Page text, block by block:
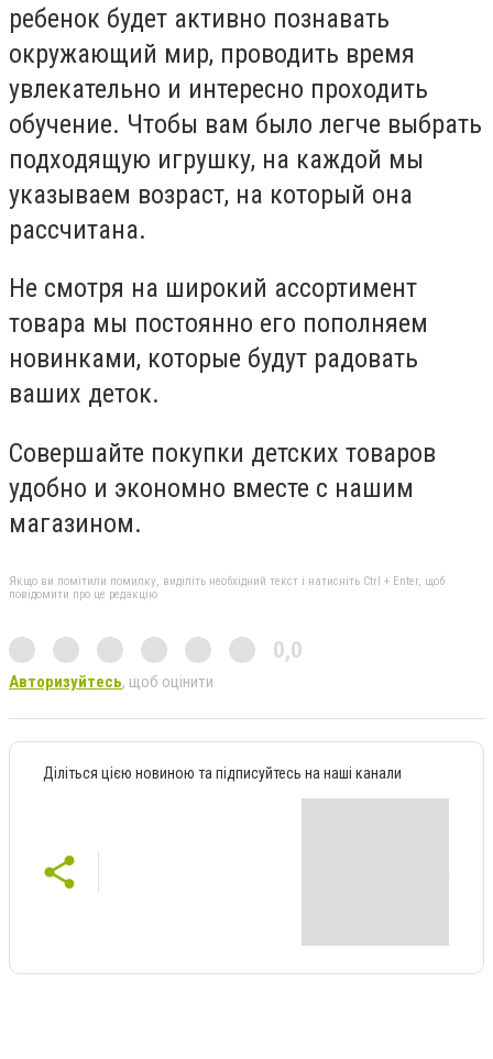
ребенок будет активно познавать
окружающий мир, проводить время
увлекательно и интересно проходить
обучение. Чтобы вам было легче выбрать
подходящую игрушку, на каждой мы
указываем возраст, на который она
рассчитана.
Не смотря на широкий ассортимент
товара мы постоянно его пополняем
новинками, которые будут радовать
ваших деток.
Совершайте покупки детских товаров
удобно и экономно вместе с нашим
магазином.
Якщо ви помітили помилку, виділіть необхідний текст і натисніть Ctrl + Enter, щоб
повідомити про це редакцію
0,0
Авторизуйтесь, щоб оцінити
Діліться цією новиною та підписуйтесь на наші канали